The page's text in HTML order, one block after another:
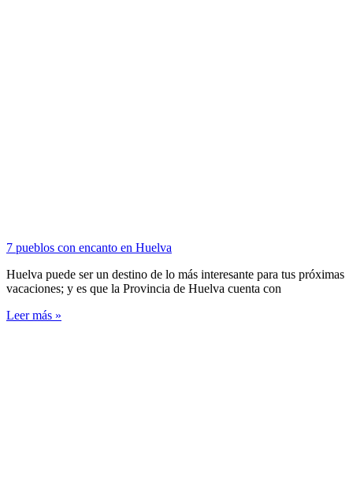
7 pueblos con encanto en Huelva
Huelva puede ser un destino de lo más interesante para tus próximas
vacaciones; y es que la Provincia de Huelva cuenta con
Leer más »